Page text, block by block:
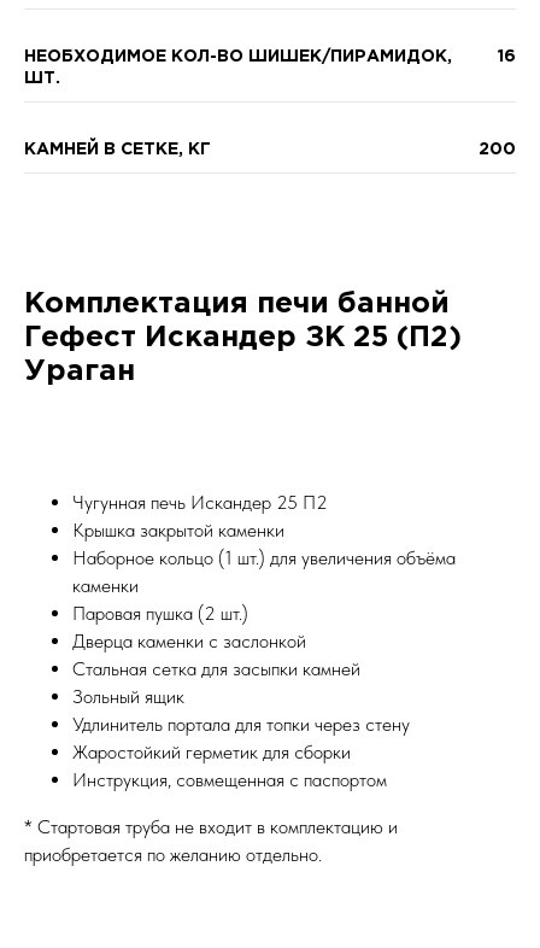
НЕОБХОДИМОЕ КОЛ-ВО ШИШЕК/ПИРАМИДОК,
ШТ.
16
КАМНЕЙ В СЕТКЕ, КГ 200
Комплектация печи банной
Гефест Искандер ЗК 25 (П2)
Ураган
Чугунная печь Искандер 25 П2
Крышка закрытой каменки
Наборное кольцо (1 шт.) для увеличения объёма
каменки
Паровая пушка (2 шт.)
Дверца каменки с заслонкой
Стальная сетка для засыпки камней
Зольный ящик
Удлинитель портала для топки через стену
Жаростойкий герметик для сборки
Инструкция, совмещенная с паспортом
* Стартовая труба не входит в комплектацию и
приобретается по желанию отдельно.